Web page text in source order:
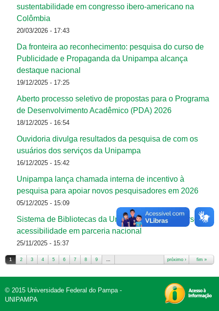
sustentabilidade em congresso ibero-americano na
Colômbia
20/03/2026 - 17:43
Da fronteira ao reconhecimento: pesquisa do curso de
Publicidade e Propaganda da Unipampa alcança
destaque nacional
19/12/2025 - 17:25
Aberto processo seletivo de propostas para o Programa
de Desenvolvimento Acadêmico (PDA) 2026
18/12/2025 - 16:54
Ouvidoria divulga resultados da pesquisa de com os
usuários dos serviços da Unipampa
16/12/2025 - 15:42
Unipampa lança chamada interna de incentivo à
pesquisa para apoiar novos pesquisadores em 2026
05/12/2025 - 15:09
Sistema de Bibliotecas da Unipampa amplia recursos de
acessibilidade em parceria nacional
25/11/2025 - 15:37
1 2 3 4 5 6 7 8 9 … próximo › fim »
© 2015 Universidade Federal do Pampa -
UNIPAMPA